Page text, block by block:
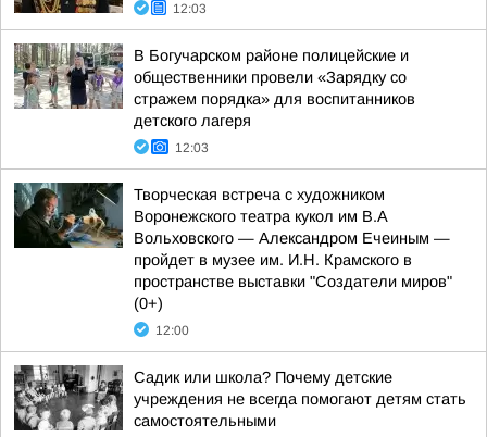
12:03
В Богучарском районе полицейские и
общественники провели «Зарядку со
стражем порядка» для воспитанников
детского лагеря
12:03
Творческая встреча с художником
Воронежского театра кукол им В.А
Вольховского — Александром Ечеиным —
пройдет в музее им. И.Н. Крамского в
пространстве выставки "Создатели миров"
(0+)
12:00
Садик или школа? Почему детские
учреждения не всегда помогают детям стать
самостоятельными